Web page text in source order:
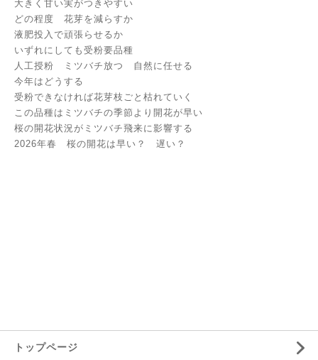
大きく甘い実がつきやすい
どの程度 花芽を減らすか
液肥投入で頑張らせるか
いずれにしても受粉要品種
人工授粉 ミツバチ放つ 自然に任せる
今年はどうする
受粉できなければ花芽枝ごと枯れていく
この品種はミツバチの季節より開花が早い
桜の開花状況がミツバチ飛来に影響する
2026年春 桜の開花は早い？ 遅い？
トップページ